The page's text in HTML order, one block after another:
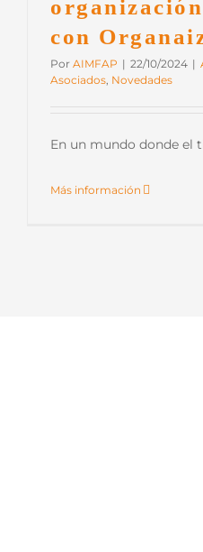
con
Por AIMFAP | 22/10/2024 |
Asociados, Novedades
En un mundo donde el
Más información